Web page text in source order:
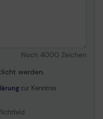
Noch 4000 Zeichen
werden.
zur Kenntnis